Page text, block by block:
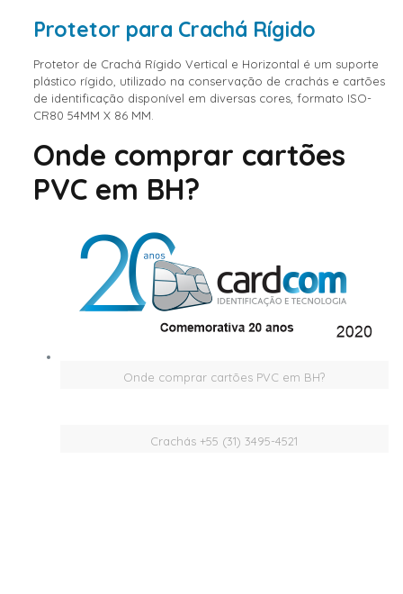
Protetor para Crachá Rígido
Protetor de Crachá Rígido Vertical e Horizontal é um suporte
plástico rígido, utilizado na conservação de crachás e cartões
de identificação disponível em diversas cores, formato ISO-
CR80 54MM X 86 MM.
Onde comprar cartões
PVC em BH?
Onde comprar cartões PVC em BH?
Crachás +55 (31) 3495-4521